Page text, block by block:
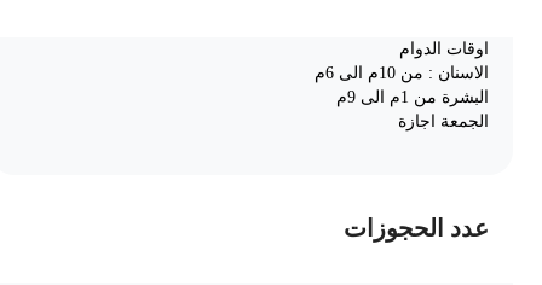
اوقات الدوام
الاسنان : من 10م الى 6م
البشرة من 1م الى 9م
الجمعة اجازة
عدد الحجوزات